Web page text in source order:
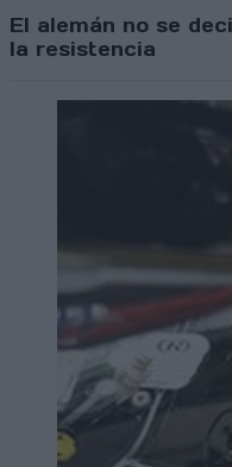
El alemán no se
la resistencia